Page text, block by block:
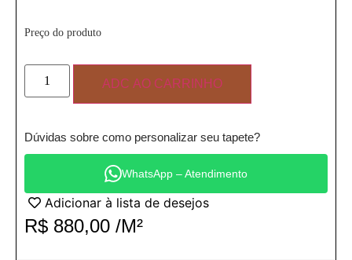
Preço do produto
ADC AO CARRINHO
Dúvidas sobre como personalizar seu tapete?
WhatsApp – Atendimento
Adicionar à lista de desejos
R$ 880,00 /M²